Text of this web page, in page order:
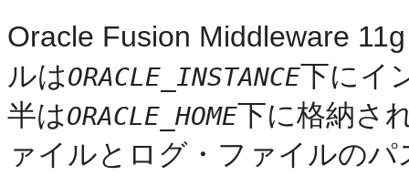
Oracle Fusion Middleware
ルはORACLE_INSTANCE下にイ
半はORACLE_HOME下に格納さ
ァイルと ログ・ファイルの